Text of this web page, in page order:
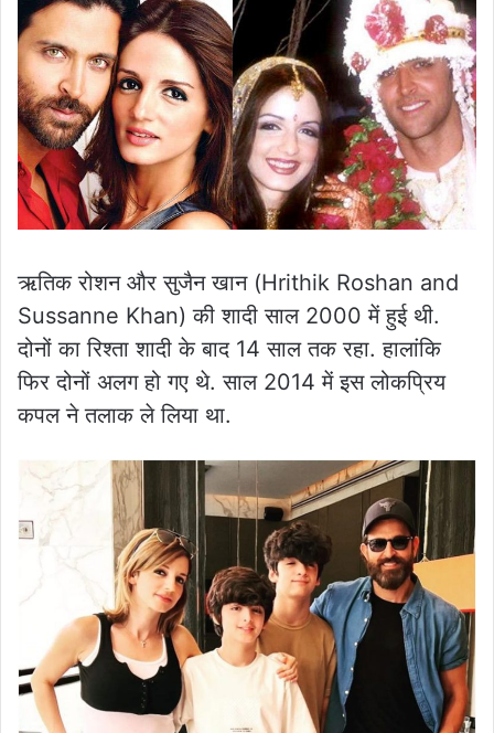
ऋतिक रोशन और सुजैन खान (Hrithik Roshan and
Sussanne Khan) की शादी साल 2000 में हुई थी.
दोनों का रिश्ता शादी के बाद 14 साल तक रहा. हालांकि
फिर दोनों अलग हो गए थे. साल 2014 में इस लोकप्रिय
कपल ने तलाक ले लिया था.